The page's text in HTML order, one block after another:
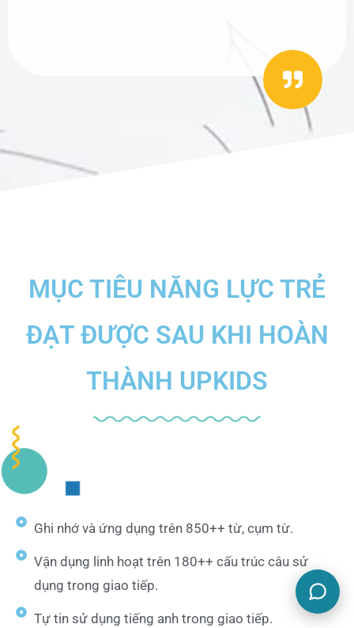
MỤC TIÊU NĂNG LỰC TRẺ
ĐẠT ĐƯỢC SAU KHI HOÀN
THÀNH UPKIDS
Ghi nhớ và ứng dụng trên 850++ từ, cụm từ.
Vận dụng linh hoạt trên 180++ cấu trúc câu sử
dụng trong giao tiếp.
Tự tin sử dụng tiếng anh trong giao tiếp.